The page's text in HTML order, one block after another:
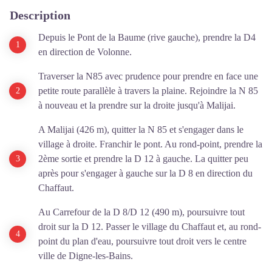
Description
Depuis le Pont de la Baume (rive gauche), prendre la D4
en direction de Volonne.
Traverser la N85 avec prudence pour prendre en face une
petite route parallèle à travers la plaine. Rejoindre la N 85
à nouveau et la prendre sur la droite jusqu'à Malijai.
A Malijai (426 m), quitter la N 85 et s'engager dans le
village à droite. Franchir le pont. Au rond-point, prendre la
2ème sortie et prendre la D 12 à gauche. La quitter peu
après pour s'engager à gauche sur la D 8 en direction du
Chaffaut.
Au Carrefour de la D 8/D 12 (490 m), poursuivre tout
droit sur la D 12. Passer le village du Chaffaut et, au rond-
point du plan d'eau, poursuivre tout droit vers le centre
ville de Digne-les-Bains.